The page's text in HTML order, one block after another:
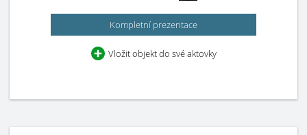
Kompletní prezentace
Vložit objekt do své aktovky